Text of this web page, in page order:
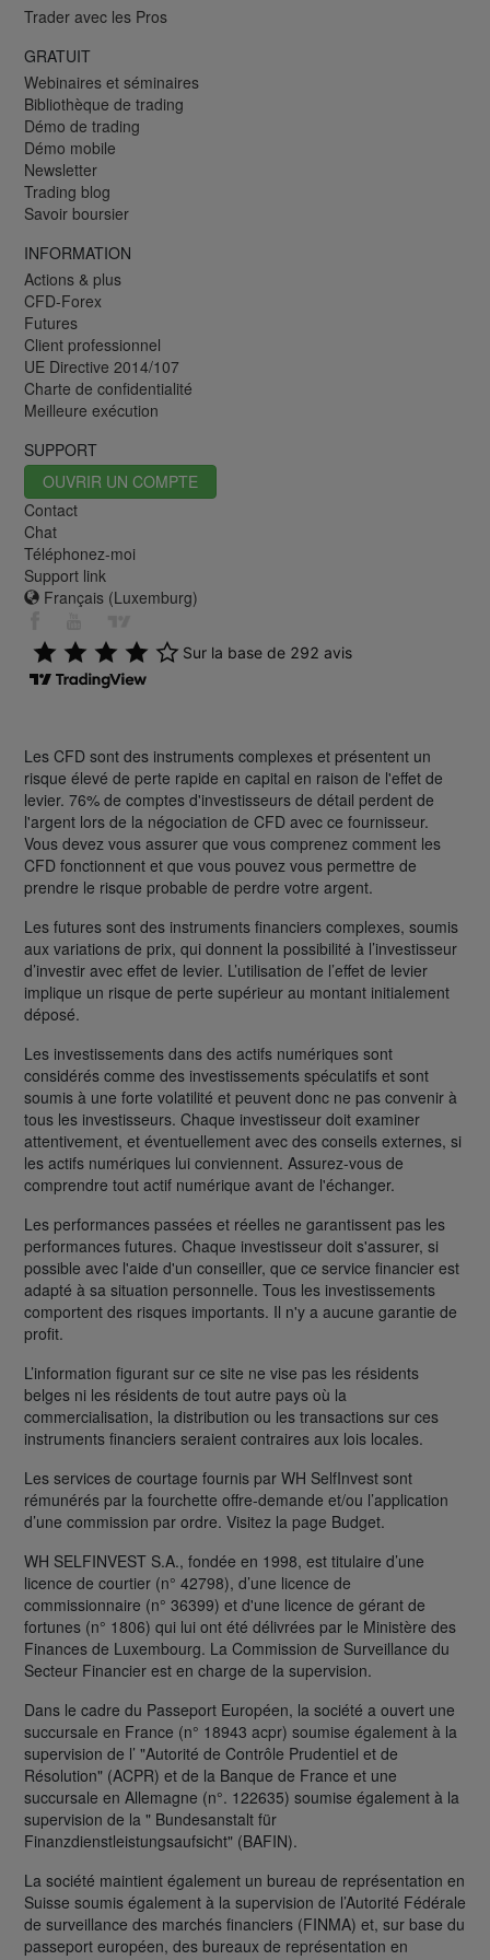
Trader avec les Pros
GRATUIT
Webinaires et séminaires
Bibliothèque de trading
Démo de trading
Démo mobile
Newsletter
Trading blog
Savoir boursier
INFORMATION
Actions & plus
CFD-Forex
Futures
Client professionnel
UE Directive 2014/107
Charte de confidentialité
Meilleure exécution
SUPPORT
OUVRIR UN COMPTE
Contact
Chat
Téléphonez-moi
Support link
Français (Luxemburg)
Les CFD sont des instruments complexes et présentent un
risque élevé de perte rapide en capital en raison de l'effet de
levier. 76% de comptes d'investisseurs de détail perdent de
l'argent lors de la négociation de CFD avec ce fournisseur.
Vous devez vous assurer que vous comprenez comment les
CFD fonctionnent et que vous pouvez vous permettre de
prendre le risque probable de perdre votre argent.
Les futures sont des instruments financiers complexes, soumis
aux variations de prix, qui donnent la possibilité à l’investisseur
d’investir avec effet de levier. L’utilisation de l’effet de levier
implique un risque de perte supérieur au montant initialement
déposé.
Les investissements dans des actifs numériques sont
considérés comme des investissements spéculatifs et sont
soumis à une forte volatilité et peuvent donc ne pas convenir à
tous les investisseurs. Chaque investisseur doit examiner
attentivement, et éventuellement avec des conseils externes, si
les actifs numériques lui conviennent. Assurez-vous de
comprendre tout actif numérique avant de l'échanger.
Les performances passées et réelles ne garantissent pas les
performances futures. Chaque investisseur doit s'assurer, si
possible avec l'aide d'un conseiller, que ce service financier est
adapté à sa situation personnelle. Tous les investissements
comportent des risques importants. Il n'y a aucune garantie de
profit.
L’information figurant sur ce site ne vise pas les résidents
belges ni les résidents de tout autre pays où la
commercialisation, la distribution ou les transactions sur ces
instruments financiers seraient contraires aux lois locales.
Les services de courtage fournis par WH SelfInvest sont
rémunérés par la fourchette offre-demande et/ou l’application
d’une commission par ordre. Visitez la page Budget.
WH SELFINVEST S.A., fondée en 1998, est titulaire d’une
licence de courtier (n° 42798), d’une licence de
commissionnaire (n° 36399) et d'une licence de gérant de
fortunes (n° 1806) qui lui ont été délivrées par le Ministère des
Finances de Luxembourg. La Commission de Surveillance du
Secteur Financier est en charge de la supervision.
Dans le cadre du Passeport Européen, la société a ouvert une
succursale en France (n° 18943 acpr) soumise également à la
supervision de l’ "Autorité de Contrôle Prudentiel et de
Résolution" (ACPR) et de la Banque de France et une
succursale en Allemagne (n°. 122635) soumise également à la
supervision de la " Bundesanstalt für
Finanzdienstleistungsaufsicht" (BAFIN).
La société maintient également un bureau de représentation en
Suisse soumis également à la supervision de l’Autorité Fédérale
de surveillance des marchés financiers (FINMA) et, sur base du
passeport européen, des bureaux de représentation en